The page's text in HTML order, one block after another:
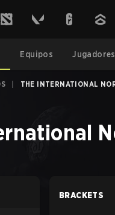
Equipos Jugadores
THE INTERNATIONAL
BRACKETS